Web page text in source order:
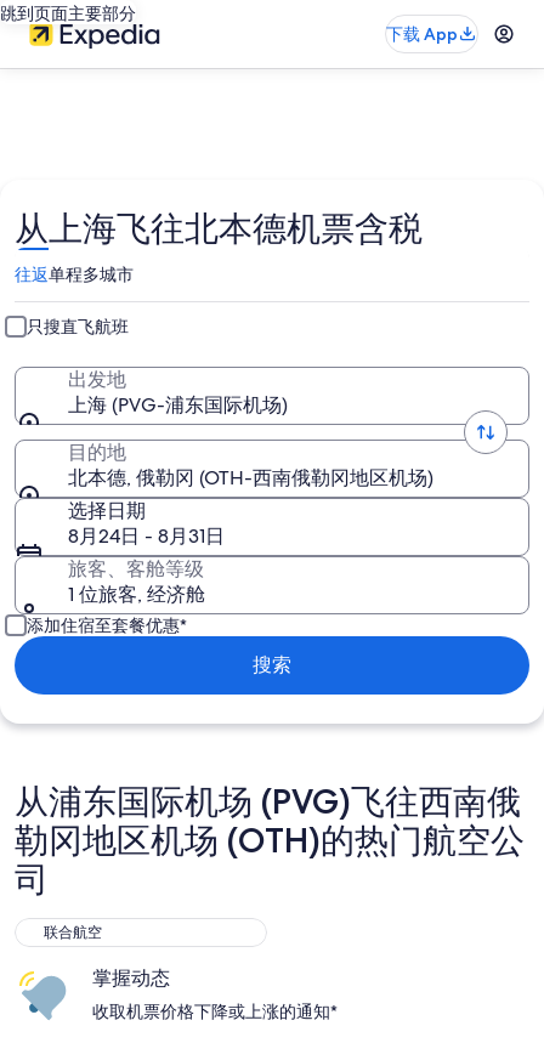
跳到页面主要部分
下载 App
从上海飞往北本德机票含税
往返单程多城市
只搜直飞航班
出发地
上海 (PVG-浦东国际机场)
目的地
北本德, 俄勒冈 (OTH-西南俄勒冈地区机场)
选择日期
8月24日 - 8月31日
旅客、客舱等级
1 位旅客, 经济舱
添加住宿至套餐优惠*
搜索
从浦东国际机场 (PVG)飞往西南俄
勒冈地区机场 (OTH)的热门航空公
司
联合航空
联合航空
掌握动态
收取机票价格下降或上涨的通知*